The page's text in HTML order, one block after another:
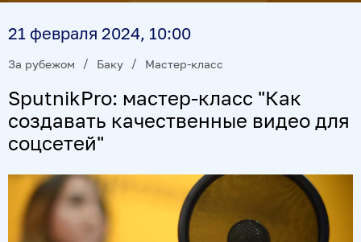
21 февраля 2024, 10:00
За рубежом Баку Мастер-класс
SputnikPro: мастер-класс "Как
создавать качественные видео для
соцсетей"